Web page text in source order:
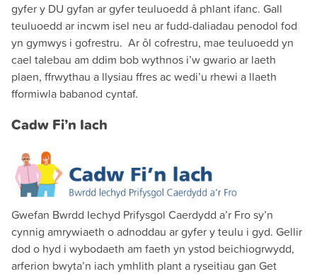
gyfer y DU gyfan ar gyfer teuluoedd â phlant ifanc. Gall
teuluoedd ar incwm isel neu ar fudd-daliadau penodol fod
yn gymwys i gofrestru. Ar ôl cofrestru, mae teuluoedd yn
cael talebau am ddim bob wythnos i’w gwario ar laeth
plaen, ffrwythau a llysiau ffres ac wedi’u rhewi a llaeth
fformiwla babanod cyntaf.
Cadw Fi’n Iach
Gwefan Bwrdd Iechyd Prifysgol Caerdydd a’r Fro sy’n
cynnig amrywiaeth o adnoddau ar gyfer y teulu i gyd. Gellir
dod o hyd i wybodaeth am faeth yn ystod beichiogrwydd,
arferion bwyta’n iach ymhlith plant a ryseitiau gan Get